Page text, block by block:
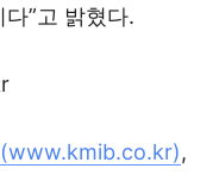
”고 밝혔다.
,